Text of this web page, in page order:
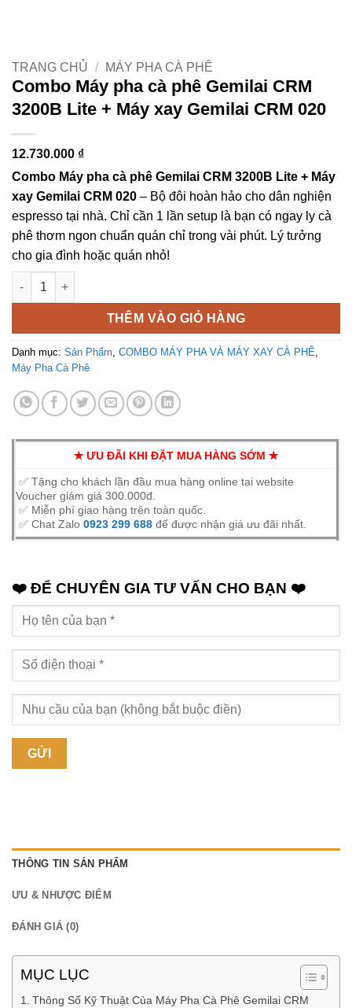
TRANG CHỦ / MÁY PHA CÀ PHÊ
Combo Máy pha cà phê Gemilai CRM
3200B Lite + Máy xay Gemilai CRM 020
12.730.000 ₫
Combo Máy pha cà phê Gemilai CRM 3200B Lite + Máy
xay Gemilai CRM 020 – Bộ đôi hoàn hảo cho dân nghiện
espresso tại nhà. Chỉ cần 1 lần setup là bạn có ngay ly cà
phê thơm ngon chuẩn quán chỉ trong vài phút. Lý tưởng
cho gia đình hoặc quán nhỏ!
Combo Máy pha cà phê Gemilai CRM 3200B Lite + Máy xay
THÊM VÀO GIỎ HÀNG
Danh mục: Sản Phẩm COMBO MÁY PHA VÀ MÁY XAY CÀ PHÊ
Máy Pha Cà Phê
✭ ƯU ĐÃI KHI ĐẶT MUA HÀNG SỚM ✭
✅ Tặng cho khách lần đầu mua hàng online tại website
Voucher giảm giá 300.000đ.
✅ Miễn phí giao hàng trên toàn quốc.
✅ Chat Zalo 0923 299 688 để được nhận giá ưu đãi nhất.
❤️ ĐỂ CHUYÊN GIA TƯ VẤN CHO BẠN ❤️
THÔNG TIN SẢN PHẨM
ƯU & NHƯỢC ĐIỂM
ĐÁNH GIÁ (0)
MỤC LỤC
Thông Số Kỹ Thuật Của Máy Pha Cà Phê Gemilai CRM